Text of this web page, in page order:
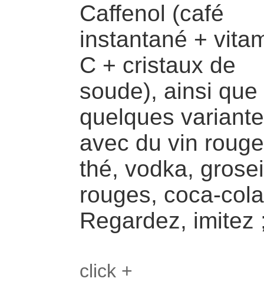
Caffenol (café
instantané +
C + cristaux de
soude), ainsi que
quelques
avec du vin
thé, vodka,
rouges, coca-
Regardez, imitez
click +